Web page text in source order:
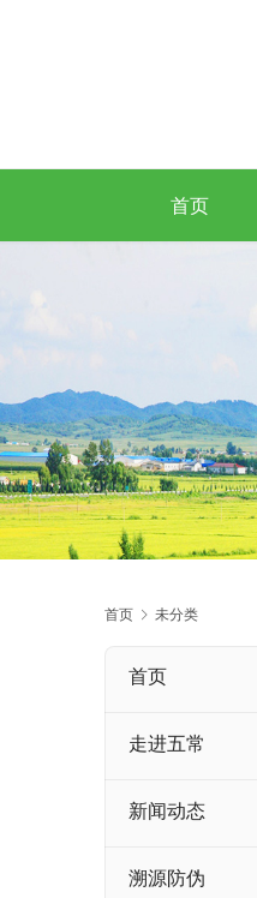
首页
首页 未分类
首页
走进五常
新闻动态
溯源防伪